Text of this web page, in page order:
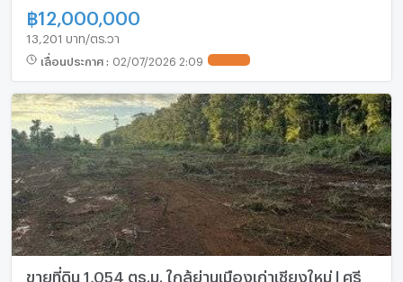
฿12,000,000
13,201 บาท/ตร.วา
เลื่อนประกาศ : 02/07/2026 2:09
ขายที่ดิน 1,054 ตร.ม. ใกล้ย่านเมืองเก่าเชียงใหม่ | ศรี